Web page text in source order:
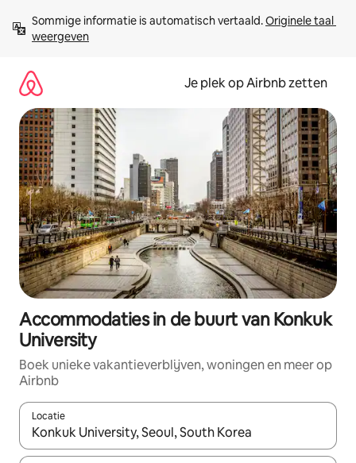
direct
naar
Sommige informatie is automatisch vertaald. Originele taal
weergeven
Je plek op Airbnb zetten
Accommodaties in de buurt van Konkuk
University
Boek unieke vakantieverblijven, woningen en meer op
Airbnb
Locatie
Wanneer er resultaten beschikbaar zijn, maak je een keuze